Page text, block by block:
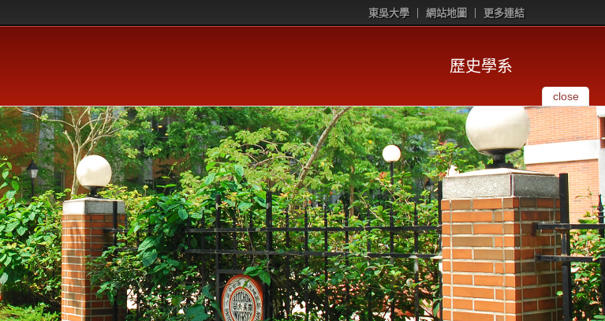
東吳大學 網站地圖 更多連結
歷史學系
close